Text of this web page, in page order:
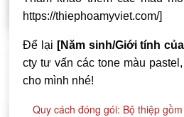
https://thiephoamyviet.com/]
Để lại [Năm sinh/Giới tính
cty tư vấn các tone màu
cho mình nhé!
Quy cách đóng gói: Bộ thiệp